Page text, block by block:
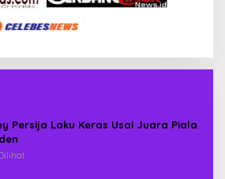
Persija Laku Keras Usai Juara Piala
Dilihat